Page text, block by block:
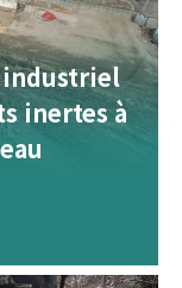
industriel
inertes à